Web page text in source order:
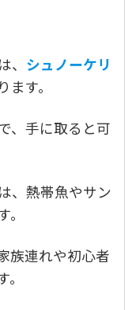
シュノーケリ
ます。
、手に取ると可
、熱帯魚やサン
族連れや初心者